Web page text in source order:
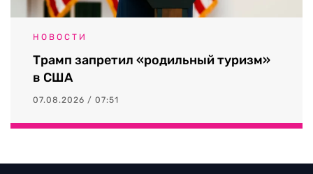
НОВОСТИ
Трамп запретил «родильный туризм»
в США
07.08.2026 / 07:51